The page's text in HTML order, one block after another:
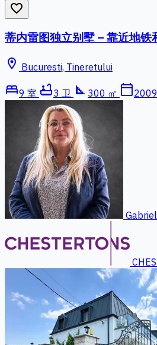
favorite_border
蒂内雷图独立别墅 – 靠近地铁
location_on Bucuresti, Tineretului
bed9 室 bathtub3 卫 square_foot 300 ㎡ calendar_today2009